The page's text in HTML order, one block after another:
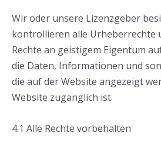
Wir oder unsere Lizenzgeber
kontrollieren alle Urheberrechte
Rechte an geistigem Eigentum
die Daten, Informationen und
die auf der Website angezeigt
Website zugänglich ist.
4.1 Alle Rechte vorbehalten